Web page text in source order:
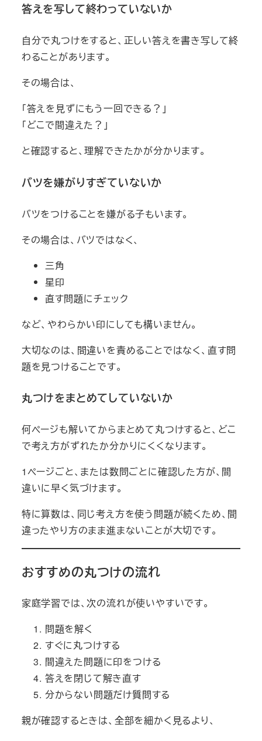
答えを写して終わっていないか
自分で丸つけをすると、正しい答えを書き写して終
わることがあります。
その場合は、
「答えを見ずにもう一回できる？」
「どこで間違えた？」
と確認すると、理解できたかが分かります。
バツを嫌がりすぎていないか
バツをつけることを嫌がる子もいます。
その場合は、バツではなく、
三角
星印
直す問題にチェック
など、やわらかい印にしても構いません。
大切なのは、間違いを責めることではなく、直す問
題を見つけることです。
丸つけをまとめてしていないか
何ページも解いてからまとめて丸つけすると、どこ
で考え方がずれたか分かりにくくなります。
1ページごと、または数問ごとに確認した方が、間
違いに早く気づけます。
特に算数は、同じ考え方を使う問題が続くため、間
違ったやり方のまま進まないことが大切です。
おすすめの丸つけの流れ
家庭学習では、次の流れが使いやすいです。
問題を解く
すぐに丸つけする
間違えた問題に印をつける
答えを閉じて解き直す
分からない問題だけ質問する
親が確認するときは、全部を細かく見るより、